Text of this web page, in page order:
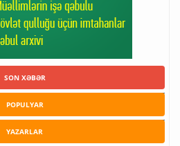
SON XƏBƏR
POPULYAR
YAZARLAR